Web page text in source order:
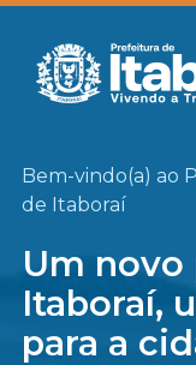
Bem-vindo(a) ao
de Itaboraí
Um novo
Itaboraí,
para a